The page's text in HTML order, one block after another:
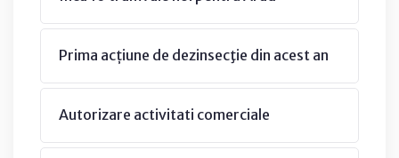
Prima acțiune de dezinsecţie din acest an
Autorizare activitati comerciale